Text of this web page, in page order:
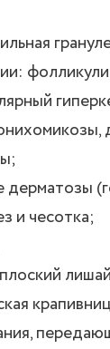
дерматозы
и чесотка;